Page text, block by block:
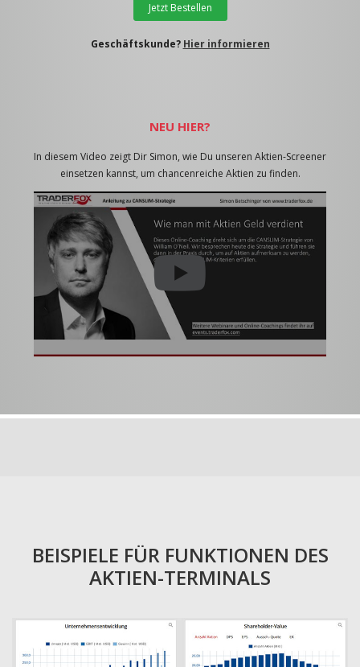
Jetzt Bestellen
Geschäftskunde? Hier informieren
NEU HIER?
In diesem Video zeigt Dir Simon, wie Du unseren Aktien-Screener
einsetzen kannst, um chancenreiche Aktien zu finden.
BEISPIELE FÜR FUNKTIONEN DES
AKTIEN-TERMINALS